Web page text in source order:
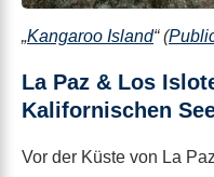
„Kangaroo Island“ (
La Paz & Los
Kalifornischen
Vor der Küste von La